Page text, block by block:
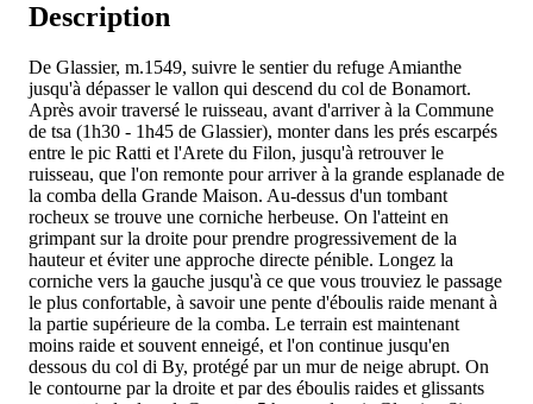
Description
De Glassier, m.1549, suivre le sentier du refuge Amianthe
jusqu'à dépasser le vallon qui descend du col de Bonamort.
Après avoir traversé le ruisseau, avant d'arriver à la Commune
de tsa (1h30 - 1h45 de Glassier), monter dans les prés escarpés
entre le pic Ratti et l'Arete du Filon, jusqu'à retrouver le
ruisseau, que l'on remonte pour arriver à la grande esplanade de
la comba della Grande Maison. Au-dessus d'un tombant
rocheux se trouve une corniche herbeuse. On l'atteint en
grimpant sur la droite pour prendre progressivement de la
hauteur et éviter une approche directe pénible. Longez la
corniche vers la gauche jusqu'à ce que vous trouviez le passage
le plus confortable, à savoir une pente d'éboulis raide menant à
la partie supérieure de la comba. Le terrain est maintenant
moins raide et souvent enneigé, et l'on continue jusqu'en
dessous du col di By, protégé par un mur de neige abrupt. On
le contourne par la droite et par des éboulis raides et glissants